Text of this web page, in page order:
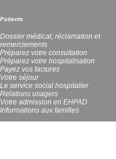
Patients
Dossier médical, réclamation et
remerciements
Préparez votre consultation
Préparez votre hospitalisation
Payez vos factures
Votre séjour
Le service social hospitalier
Relations usagers
Votre admission en EHPAD
Informations aux familles